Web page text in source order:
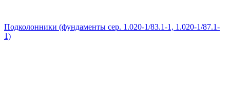
Подколонники (фундаменты сер. 1.020-1/83.1-1, 1.020-1/87.1-
1)